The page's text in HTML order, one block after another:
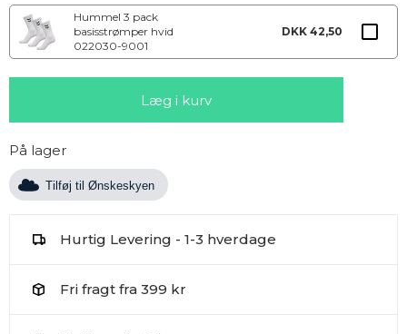
Hummel 3 pack
basisstrømper hvid
022030-9001
DKK 42,50
På lager
Tilføj til Ønskeskyen
Hurtig Levering - 1-3 hverdage
Fri fragt fra 399 kr